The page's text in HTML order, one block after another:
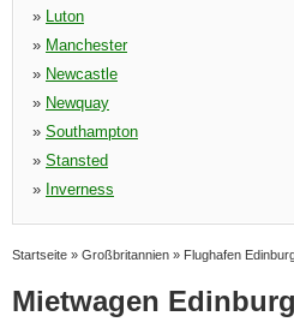
» Luton
» Manchester
» Newcastle
» Newquay
» Southampton
» Stansted
» Inverness
Startseite » Großbritannien » Flughafen
Mietwagen